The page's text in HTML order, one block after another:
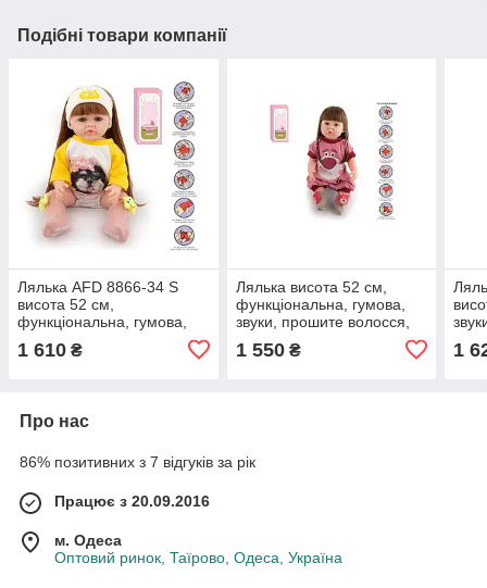
Подібні товари компанії
Лялька AFD 8866-34 S
висота 52 см,
функціональна, гумова,
звуки, прошите волосся,
аксесуари
1 610 ₴
Лялька висота 52 см,
функціональна, гумова,
звуки, прошите волосся,
1 550₴
очей
1
Про нас
86% позитивних з 7 відгуків за рік
Працює з 20.09.2016
м. Одеса
Оптовий ринок, Таїрово, Одеса, Україна